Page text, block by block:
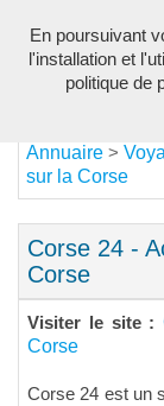
Annuaire >
sur la Corse
Corse 24 -
Corse
Visiter le site :
Corse
Corse 24 est un
En poursuivant
l'installation et
politique de